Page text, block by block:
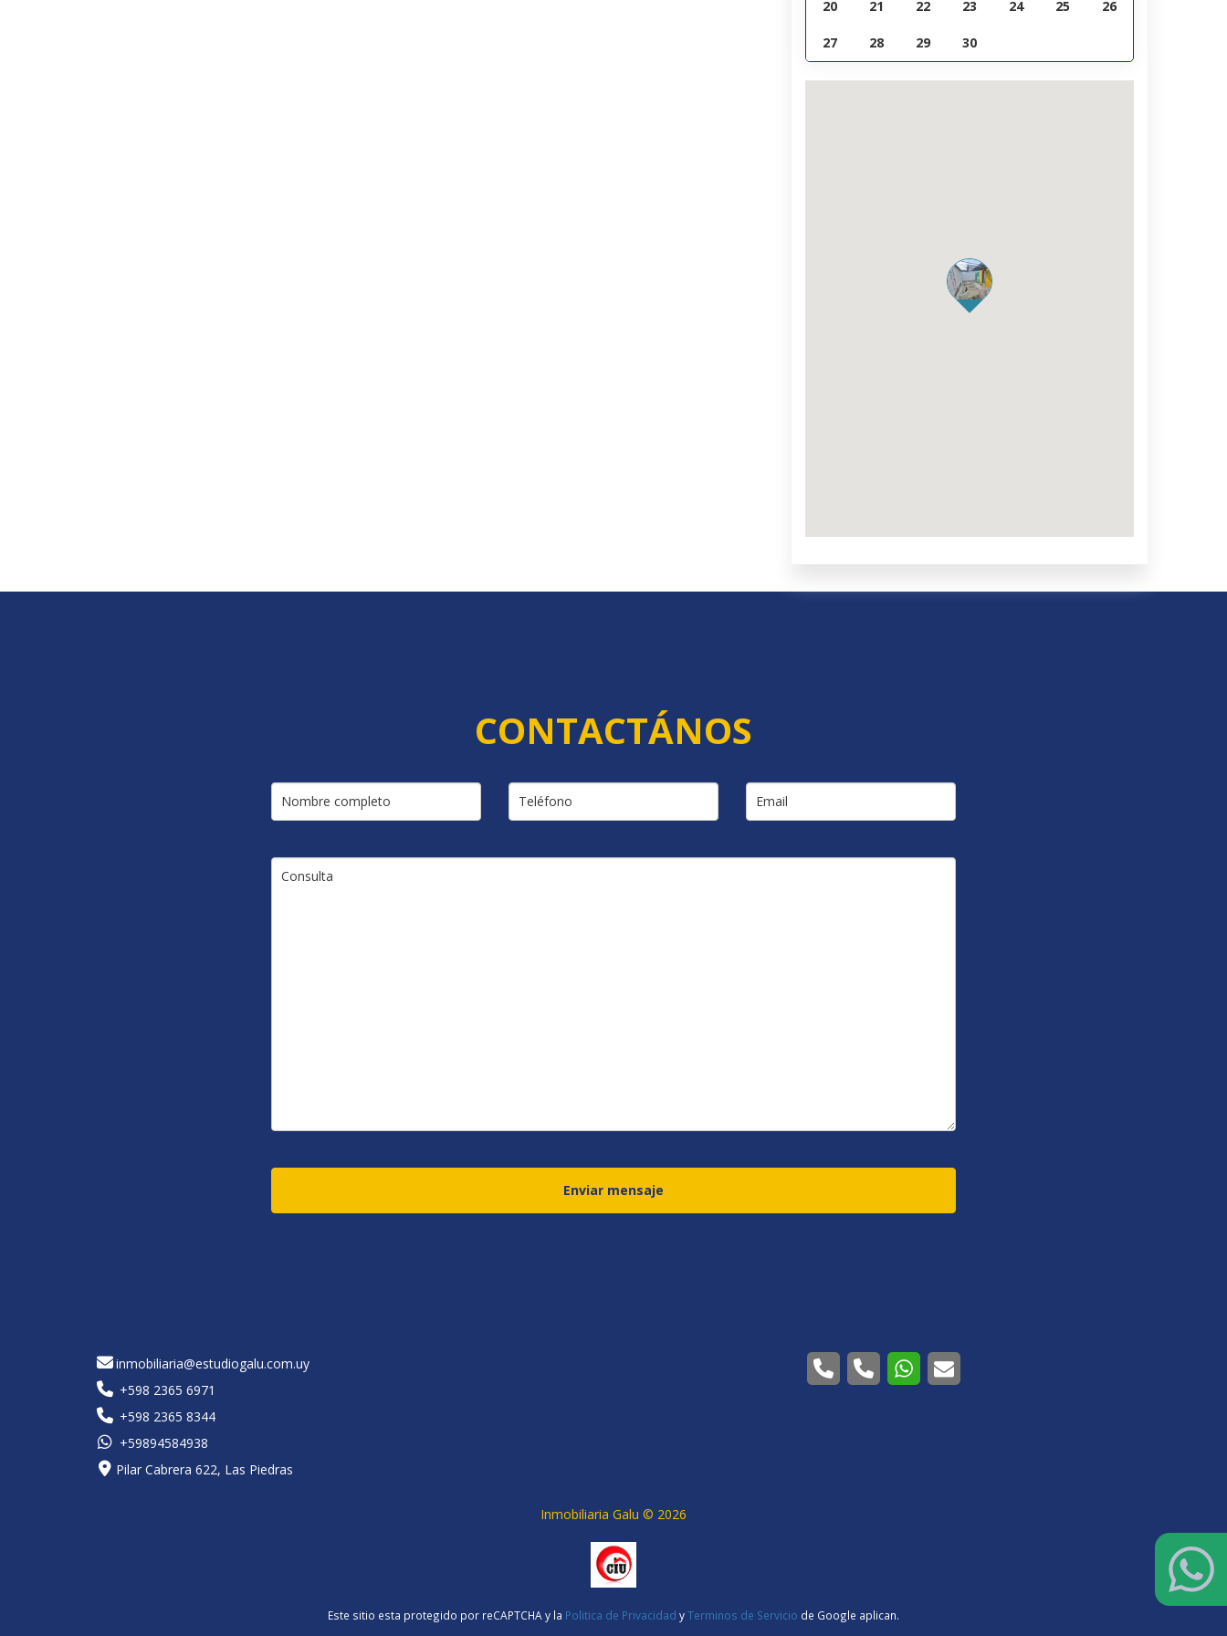
20 21 22 23 24 25 26
27 28 29 30
CONTACTÁNOS
Enviar mensaje
inmobiliaria@estudiogalu.com.uy
+598 2365 6971
+598 2365 8344
+59894584938
Pilar Cabrera 622, Las Piedras
Inmobiliaria Galu © 2026
Este sitio esta protegido por reCAPTCHA y la Politica de Privacidad yTerminos de Servicio de Google aplican.